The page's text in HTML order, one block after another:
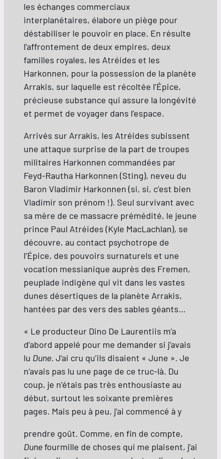
les échanges commerciaux
interplanétaires, élabore un piège pour
déstabiliser le pouvoir en place. En résulte
l’affrontement de deux empires, deux
familles royales, les Atréides et les
Harkonnen, pour la possession de la planète
Arrakis, sur laquelle est récoltée l’Épice,
précieuse substance qui assure la longévité
et permet de voyager dans l’espace.
Arrivés sur Arrakis, les Atréides subissent
une attaque surprise de la part de troupes
militaires Harkonnen commandées par
Feyd-Rautha Harkonnen (Sting), neveu du
Baron Vladimir Harkonnen (si, si, c’est bien
Vladimir son prénom !). Seul survivant avec
sa mère de ce massacre prémédité, le jeune
prince Paul Atréides (Kyle MacLachlan), se
découvre, au contact psychotrope de
l’Épice, des pouvoirs surnaturels et une
vocation messianique auprès des Fremen,
peuplade indigène qui vit dans les vastes
dunes désertiques de la planète Arrakis,
hantées par des vers des sables géants…
« Le producteur Dino De Laurentiis m’a
d’abord appelé pour me demander si j’avais
lu Dune. J’ai cru qu’ils disaient « June ». Je
n’avais pas lu une page de ce truc-là. Du
coup, je n’étais pas très enthousiaste au
début, surtout les soixante premières
pages. Mais peu à peu, j’ai commencé à y
prendre goût. Comme, en fin de compte,
Dunefourmille de choses qui me plaisent, j’ai